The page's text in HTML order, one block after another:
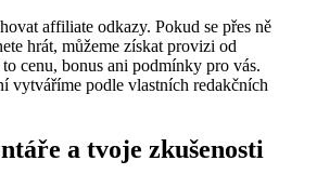
affiliate odkazy. Pokud se přes ně
hrát, můžeme získat provizi od
cenu, bonus ani podmínky pro vás.
vytváříme podle vlastních redakčních
a tvoje zkušenosti